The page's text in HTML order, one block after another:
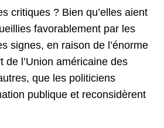
critiques ? Bien qu’elles aient
favorablement par les
signes, en raison de l’énorme
de l’Union américaine des
que les politiciens
publique et reconsidèrent